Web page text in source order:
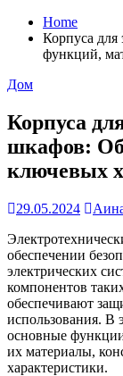
Home
Корпуса для
функций,
Дом
Корпуса
шкафов:
ключевых
29.05.2024
обеспечении
электрических
компонентов
обеспечивают
использования. В
основные
их материалы,
характеристики.